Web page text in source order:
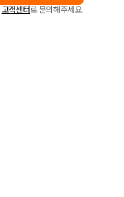
고객센터로 문의해주세요.